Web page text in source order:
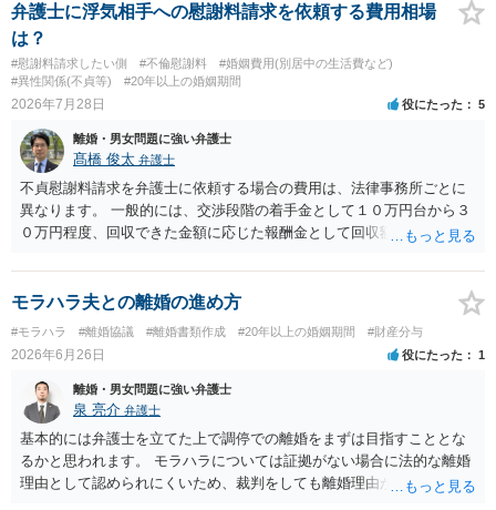
弁護士に浮気相手への慰謝料請求を依頼する費用相場
は？
#慰謝料請求したい側 #不倫慰謝料
#婚姻費用(別居中の生活費など)
#異性関係(不貞等)
#20年以上の婚姻期間
2026年7月28日 役にたった 5
離婚・男女問題に強い弁護士
髙橋 俊太 弁護士
不貞慰謝料請求を弁護士に依頼する場合の費用は、法律事務所ごとに
異なります。 一般的には、交渉段階の着手金として１０万円台から３
０万円程度、回収できた金額に応じた報酬金として回収額の１０％か
には、追加着手金や日当、実費が発生することもあります。 もっと
も、証拠が十分にあるか、相手方の住所・勤務先が分かるか、慰謝料
額、離婚の有無、交渉で終わるか訴訟まで見込むかによって、費用は
変わり得ます。依頼前に、交渉だけの場合、訴訟になった場合、回収
できなかった場合の費用を確認しておくとよいでしょう。 弁護士選び
では、不貞慰謝料案件の経験が相応にあるか、費用体系が明確か、見
通しを過度に楽観的に言い過ぎないか、質問に具体的に答えてくれる
か、連絡方法（メール、電話、弁護士直接か事務局員を介するかな
ど）や対応スピードが合うかを確認するとよいと思います。いずれに
しましても、弁護士への相談・依頼にあたっては、証拠資料、夫と相
手方の関係、相手方の氏名・住所等、夫婦関係への影響、離婚予定の
モラハラ夫との離婚の進め方
#モラハラ #離婚協議 #離婚書類作成 #20年以上の婚姻期間 #財産分与
2026年6月26日 役にたった 1
離婚・男女問題に強い弁護士
泉 亮介 弁護士
基本的には弁護士を立てた上で調停での離婚をまずは目指すこととな
るかと思われます。 モラハラについては証拠がない場合に法的な離婚
理由として認められにくいため、裁判をしても離婚理由が認められな